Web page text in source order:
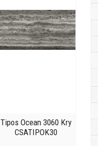
Tipos Ocean 3060 Kry
CSATIPOK30